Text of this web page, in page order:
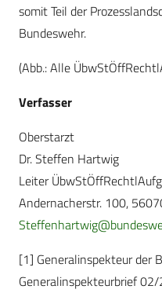
somit Teil der
Bundeswehr.
(Abb.: Alle
Verfasser
Oberstarzt
Dr. Steffen Hartwig
Leiter
Andernacherstr. 100,
[1] Generalinspekteur der
Generalinspekteurbrief